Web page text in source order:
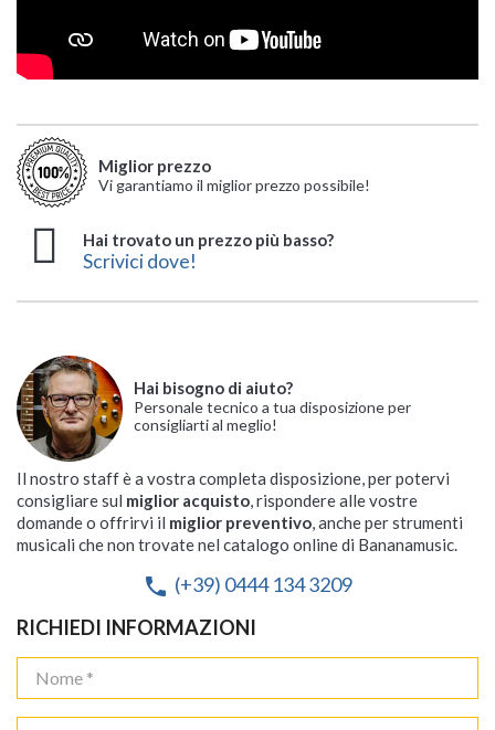
Miglior prezzo
Vi garantiamo il miglior prezzo possibile!
Hai trovato un prezzo più basso?
Scrivici dove!
Hai bisogno di aiuto?
Personale tecnico a tua disposizione per
consigliarti al meglio!
Il nostro staff è a vostra completa disposizione, per potervi
consigliare sul miglior acquisto, rispondere alle vostre
domande o offrirvi il miglior preventivo, anche per strumenti
musicali che non trovate nel catalogo online di Bananamusic.
phone (+39) 0444 134 3209
RICHIEDI INFORMAZIONI